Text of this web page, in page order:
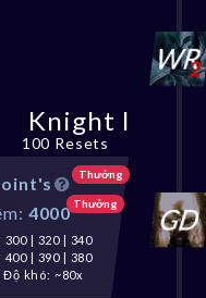
Knight I
100 Resets
Thưởng
4000 Thưởng
| 320 | 340
| 390 | 380
Độ khó: ~80x